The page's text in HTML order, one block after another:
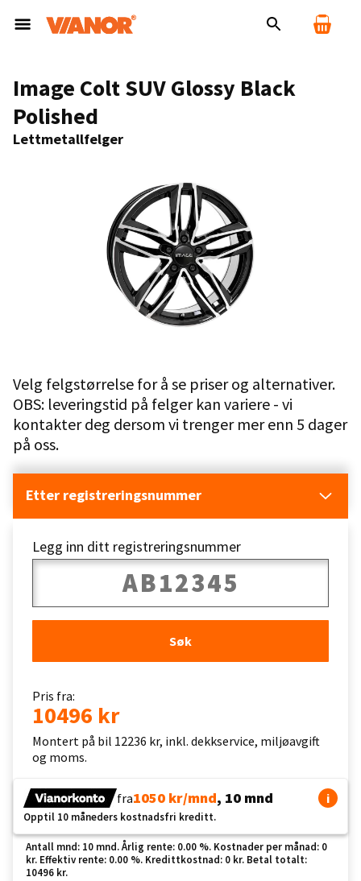
Image Colt SUV Glossy Black
Polished
Lettmetallfelger
Velg felgstørrelse for å se priser og alternativer.
OBS: leveringstid på felger kan variere - vi
kontakter deg dersom vi trenger mer enn 5 dager
på oss.
Etter registreringsnummer
Legg inn ditt registreringsnummer
Søk
Pris fra:
10496 kr
Montert på bil 12236 kr, inkl. dekkservice, miljøavgift
og moms.
fra1050 kr/mnd, 10 mnd i
Opptil 10 måneders kostnadsfri kreditt.
Antall mnd: 10 mnd. Årlig rente: 0.00 %. Kostnader per månad: 0
kr. Effektiv rente: 0.00 %. Kredittkostnad: 0 kr. Betal totalt:
10496 kr.